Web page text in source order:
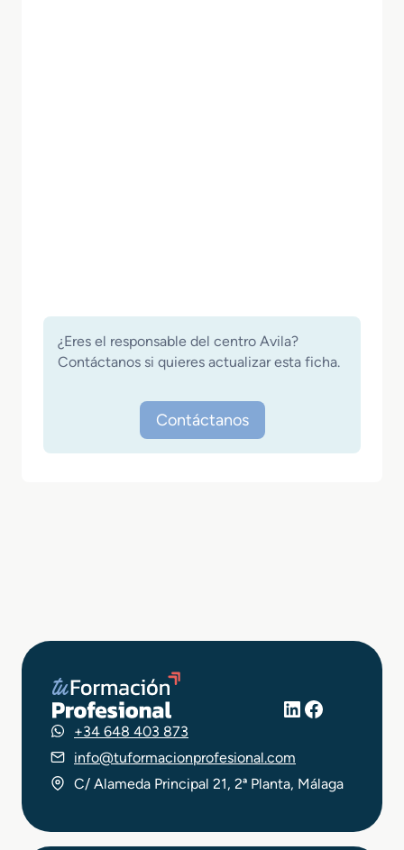
¿Eres el responsable del centro Avila?
Contáctanos si quieres actualizar esta ficha.
Contáctanos
LinkedIn
Facebook
+34 648 403 873
info@tuformacionprofesional.com
C/ Alameda Principal 21, 2ª Planta, Málaga